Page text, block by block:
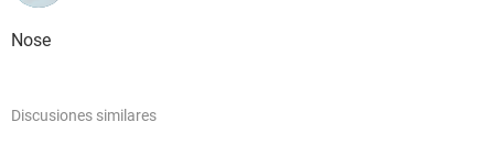
Nose
Discusiones similares